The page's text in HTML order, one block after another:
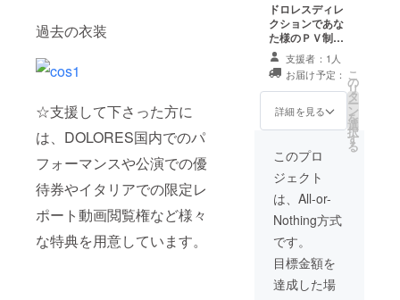
過去の衣装
☆支援して下さった方に
は、DOLORES国内でのパ
フォーマンスや公演での優
待券やイタリアでの限定レ
ポート動画閲覧権など様々
な特典を用意しています。
ドロレスディレ
クションであな
た様のＰＶ制
作！ストーリー
性のある約３分
間のＰＶ作りま
す!思い出、結婚
式用に是非。ド
＋ボンジョルノ
セットとイタリ
ア限定動画視聴
権
支援者：1人
お届け予定：
詳細を見る
こ
の
リ
タ
ー
ン
を
選
択
す
る
このプロ
ジェクト
は、All-or-
Nothing方式
です。
目標金額を
達成した場